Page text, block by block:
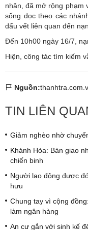
nhân, đã mở rộng phạm
sống dọc theo các
dấu vết liên quan đến
Đến 10h00 ngày 16/7,
Hiện, công tác tìm kiếm
Nguồn:
TIN LIÊN
Giảm nghèo nhờ
Khánh Hòa: Bàn giao
chiến binh
Người lao động được
hưu
Chung tay vì cộng
làm ngân hàng
An cư gắn với sinh kế